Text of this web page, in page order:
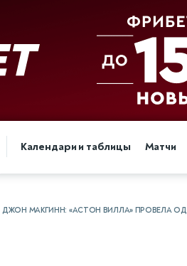
Календари и таблицы Матчи
ДЖОН МАКГИНН: «АСТОН ВИЛЛА» ПРОВЕЛА